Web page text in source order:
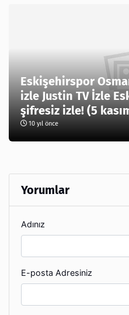
Eskişehirspor
izle Justin TV İzle
şifresiz izle! (5
10 yıl önce
Yorumlar
Adınız
E-posta Adresiniz